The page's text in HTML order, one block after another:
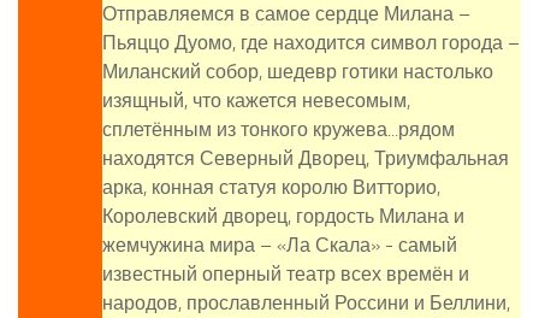
Отправляемся в самое сердце Милана –
Пьяццо Дуомо, где находится символ города –
Миланский собор, шедевр готики настолько
изящный, что кажется невесомым,
сплетённым из тонкого кружева...рядом
находятся Северный Дворец, Триумфальная
арка, конная статуя королю Витторио,
Королевский дворец, гордость Милана и
жемчужина мира – «Ла Скала» - самый
известный оперный театр всех времён и
народов, прославленный Россини и Беллини,